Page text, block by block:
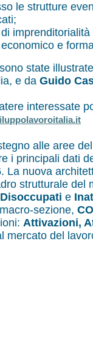
le strutture
imprenditorialità
e
state
e da Guido
interessate
alle aree
i principali dati
La nuova
strutturale del
e
sezione,
Attivazioni,
mercato del